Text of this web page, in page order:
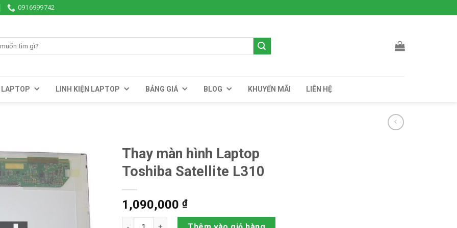
0916999742
LAPTOP LINH KIỆN LAPTOP BẢNG GIÁ BLOG KHUYẾN MÃI LIÊN HỆ
Thay màn hình Laptop
Toshiba Satellite L310
1,090,000 ₫
Thay màn hình Laptop Toshiba Satellite L310 số lượng